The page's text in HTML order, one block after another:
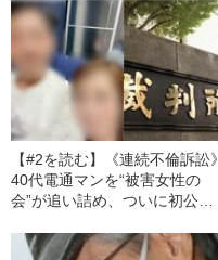
【#2を読む】《連続不倫訴訟》
40代電通マンを“被害女性の
会”が追い詰め、ついに初公
恋愛」